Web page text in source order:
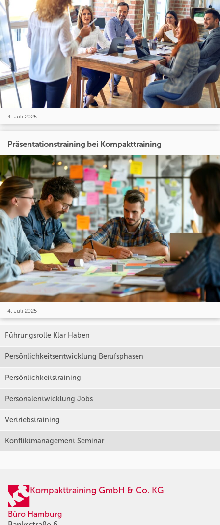
4. Juli 2025
Präsentationstraining bei Kompakttraining
4. Juli 2025
Führungsrolle Klar Haben
Persönlichkeitsentwicklung Berufsphasen
Persönlichkeitstraining
Personalentwicklung Jobs
Vertriebstraining
Konfliktmanagement Seminar
Kompakttraining GmbH & Co. KG
Büro Hamburg